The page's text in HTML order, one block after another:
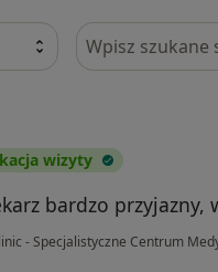
Szukaj w
wizyty
bardzo przyjazny,
- Specjalistyczne Centrum